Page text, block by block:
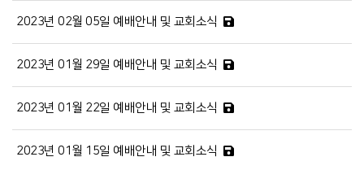
2023년 02월 05일 예배안내 및 교회소식
2023년 01월 29일 예배안내 및 교회소식
2023년 01월 22일 예배안내 및 교회소식
2023년 01월 15일 예배안내 및 교회소식